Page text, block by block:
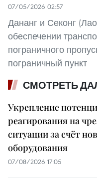
07/05/2026 02:57
Дананг и Секонг
обеспечении
пограничного
пограничный пункт
СМОТРЕТЬ
Укрепление
реагирования на
ситуации за счёт
оборудования
07/08/2026 17:05